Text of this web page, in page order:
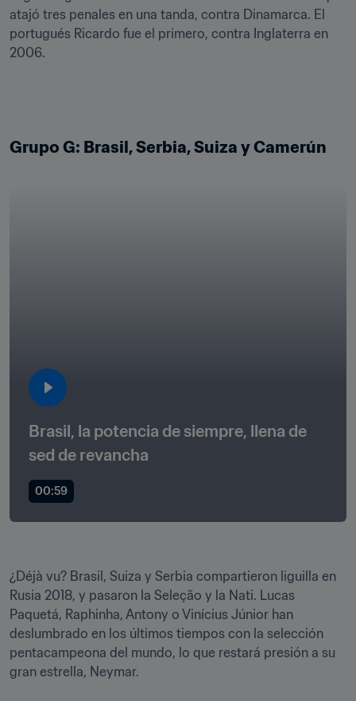
atajó tres penales en una tanda, contra Dinamarca. El
portugués Ricardo fue el primero, contra Inglaterra en
2006.
Grupo G: Brasil, Serbia, Suiza y Camerún
Brasil, la potencia de siempre, llena de
sed de revancha
00:59
¿Déjà vu? Brasil, Suiza y Serbia compartieron liguilla en
Rusia 2018, y pasaron la Seleção y la Nati. Lucas
Paquetá, Raphinha, Antony o Vinícius Júnior han
deslumbrado en los últimos tiempos con la selección
pentacampeona del mundo, lo que restará presión a su
gran estrella, Neymar.